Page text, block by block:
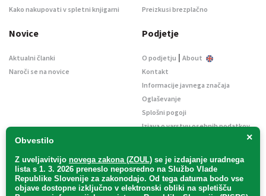
×
Obvestilo
Z uveljavitvijo novega zakona (ZOUL) se je izdajanje uradnega
lista s 1. 3. 2026 preneslo neposredno na Službo Vlade
Republike Slovenije za zakonodajo. Od tega datuma bodo vse
objave dostopne izključno v elektronski obliki na spletišču
Kako nakupovati v spletni knjigarni
Preizkusi brezplačno
Novice
Aktualni članki
Naroči se na novice
Podjetje
O podjetju | About
Kontakt
Informacije javnega značaja
Oglaševanje
Splošni pogoji
Izjava o varstvu osebnih podatkov